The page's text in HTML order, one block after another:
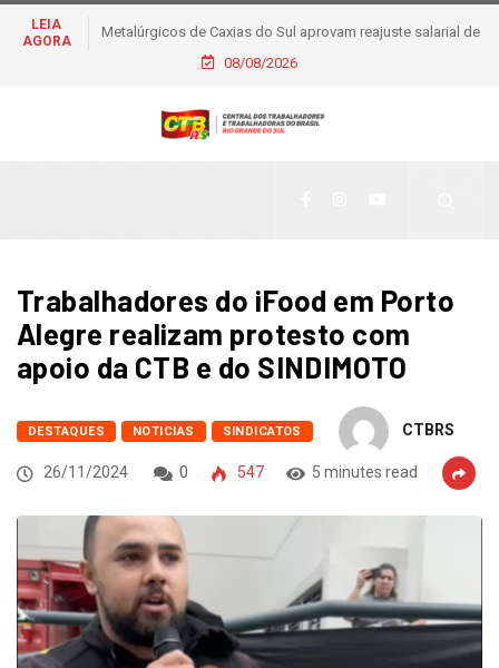
LEIA
AGORA
Metalúrgicos de Caxias do Sul aprovam reajuste salarial de
6% e piso de R$ 2,5 mil
08/08/2026
Trabalhadores do iFood em Porto
Alegre realizam protesto com
apoio da CTB e do SINDIMOTO
DESTAQUES NOTICIAS SINDICATOS CTBRS
26/11/2024 0 547 5 minutes read